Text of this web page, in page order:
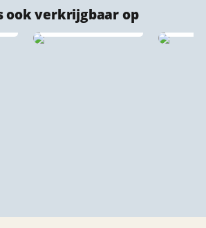
ook verkrijgbaar op
Geroest metaal —
Cortenstaal